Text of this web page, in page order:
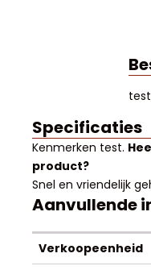
test
Specificaties
Kenmerken test.
product?
Snel en vriendelijk
Aanvullende
Verkoopeenheid